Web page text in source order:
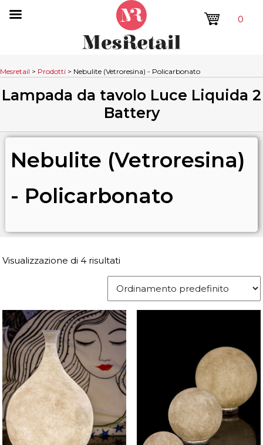
0
Mesretail > Prodotti > Nebulite (Vetroresina) - Policarbonato
Lampada da tavolo Luce Liquida 2
Battery
Nebulite (Vetroresina)
- Policarbonato
Visualizzazione di 4 risultati